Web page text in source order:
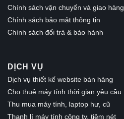
Chính sách vận chuyển và giao hàng
Chính sách bảo mật thông tin
Chính sách đổi trả & bảo hành
DỊCH VỤ
Dịch vụ thiết kế website bán hàng
Cho thuê máy tính thời gian yêu cầu
Thu mua máy tính, laptop hư, cũ
Thanh lí máy tính công ty, tiệm nét